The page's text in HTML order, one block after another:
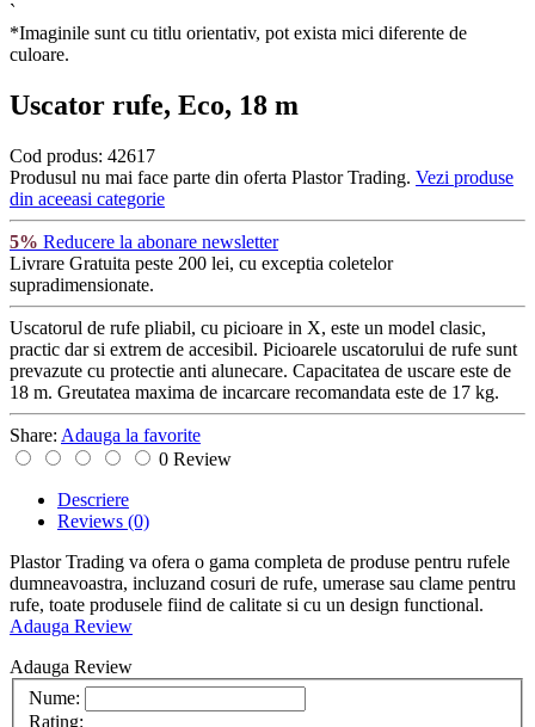
`
*Imaginile sunt cu titlu orientativ, pot exista mici diferente de
culoare.
Uscator rufe, Eco, 18 m
Cod produs: 42617
Produsul nu mai face parte din oferta Plastor Trading. Vezi produse
din aceeasi categorie
5% Reducere la abonare newsletter
Livrare Gratuita peste 200 lei, cu exceptia coletelor
supradimensionate.
Uscatorul de rufe pliabil, cu picioare in X, este un model clasic,
practic dar si extrem de accesibil. Picioarele uscatorului de rufe sunt
prevazute cu protectie anti alunecare. Capacitatea de uscare este de
18 m. Greutatea maxima de incarcare recomandata este de 17 kg.
Share: Adauga la favorite
0 Review
Descriere
Reviews (0)
Plastor Trading va ofera o gama completa de produse pentru rufele
dumneavoastra, incluzand cosuri de rufe, umerase sau clame pentru
rufe, toate produsele fiind de calitate si cu un design functional.
Adauga Review
Adauga Review
Nume:
Rating: